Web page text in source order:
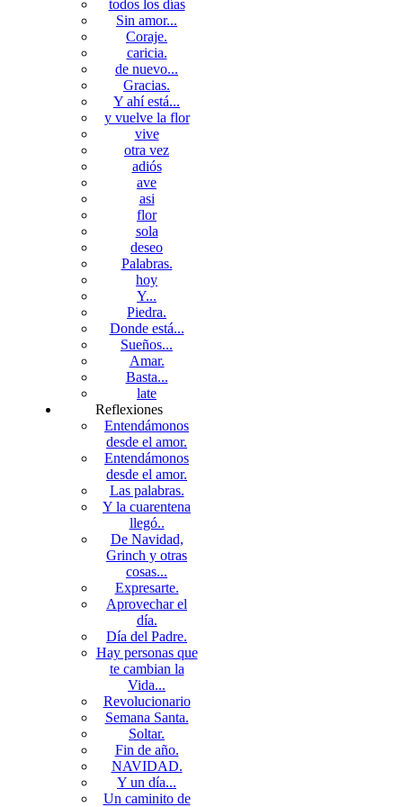
todos los días
Sin amor...
Coraje.
caricia.
de nuevo...
Gracias.
Y ahí está...
y vuelve la flor
vive
otra vez
adiós
ave
asi
flor
sola
deseo
Palabras.
hoy
Y...
Piedra.
Donde está...
Sueños...
Amar.
Basta...
late
Reflexiones
Entendámonos
desde el amor.
Entendámonos
desde el amor.
Las palabras.
Y la cuarentena
llegó..
De Navidad,
Grinch y otras
cosas...
Expresarte.
Aprovechar el
día.
Día del Padre.
Hay personas que
te cambian la
Vida...
Revolucionario
Semana Santa.
Soltar.
Fin de año.
NAVIDAD.
Y un día...
Un caminito de